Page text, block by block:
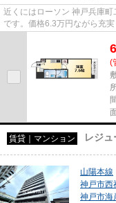
近くにはローソン 神戸兵庫
です。価格6.3万円ながら充
(
賃貸｜マンション レジ
山陽本線
神戸市西
神戸市海